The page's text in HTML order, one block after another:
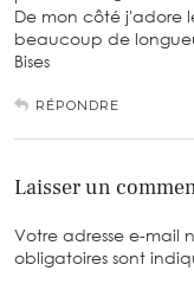
De mon côté j'adore
beaucoup de
Bises
RÉPONDRE
Laisser un
Votre adresse e-mail
obligatoires sont